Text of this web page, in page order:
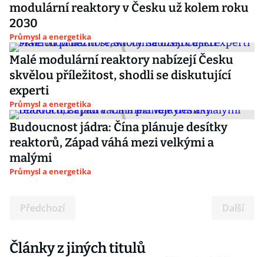
modulární reaktory v Česku už kolem roku
2030
Průmysl a energetika
Malé modulární reaktory nabízejí Česku
skvělou příležitost, shodli se diskutující
experti
Průmysl a energetika
Budoucnost jádra: Čína plánuje desítky
reaktorů, Západ váhá mezi velkými a
malými
Průmysl a energetika
Předchozí Další
Články z jiných titulů